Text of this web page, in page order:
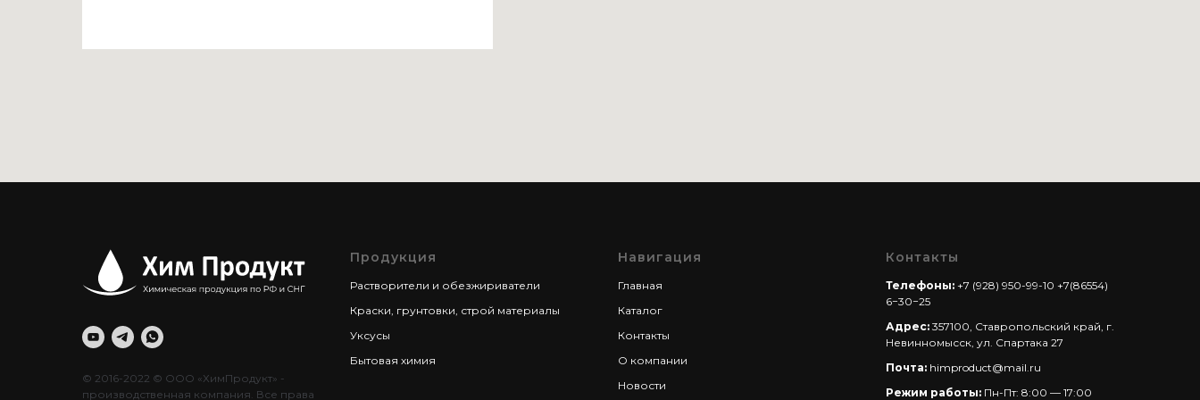
© 2016-2022 © ООО «ХимПродукт» -
производственная компания. Все права
Продукция
Растворители и обезжириватели
Краски, грунтовки, строй материалы
Уксусы
Бытовая химия
Навигация
Главная
Каталог
Контакты
О компании
Новости
Контакты
Телефоны: +7 (928) 950-99-10 +7(86554)
6−30−25
Адрес: 357100, Ставропольский край, г.
Невинномысск, ул. Спартака 27
Почта: himproduct@mail.ru
Режим работы: Пн-Пт: 8:00 — 17:00